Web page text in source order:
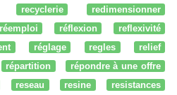
recyclerie
redimensionner
réemploi réflexion
reflexivité
réglage regles
relief
répartition
répondre à une offre
reseau resine
resistances